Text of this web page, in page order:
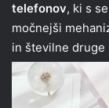
telefonov, ki s
močnejši
in številne druge